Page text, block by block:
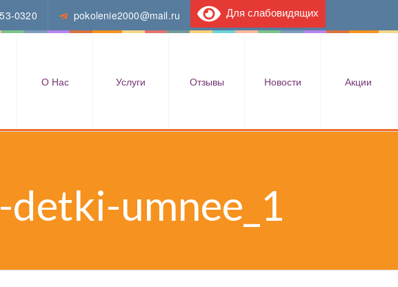
0320 pokolenie2000@mail.ru Для слабовидящих
О Нас Услуги Отзывы Новости Акции
umnee_1